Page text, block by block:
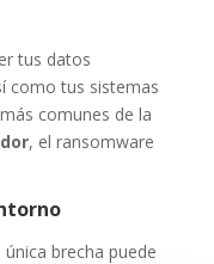
tus datos
como tus sistemas
comunes de la
, el ransomware
brecha puede